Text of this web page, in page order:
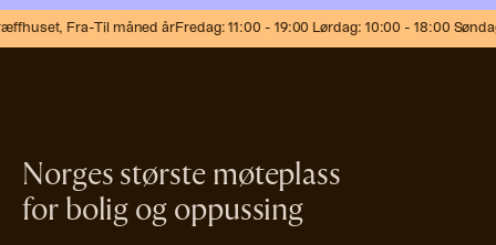
Fra-Til måned årFredag: 11:00 - 19:00 Lørdag: 10:00 - 18:00
Norges største møteplass
for bolig og oppussing